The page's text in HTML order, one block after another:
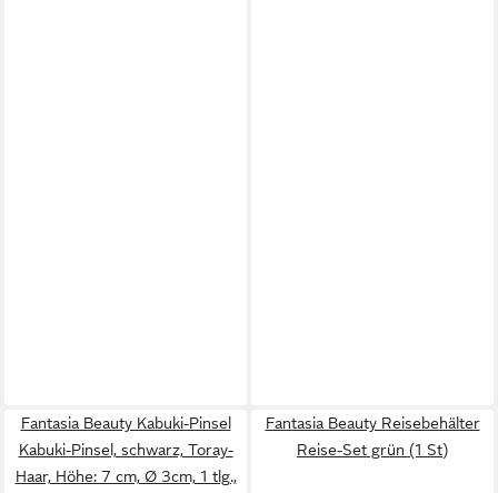
Fantasia Beauty Kabuki-Pinsel
Kabuki-Pinsel, schwarz, Toray-
Haar, Höhe: 7 cm, Ø 3cm, 1 tlg.,
Fantasia Beauty Reisebehälter
Reise-Set grün (1 St)